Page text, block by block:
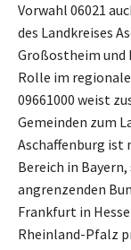
Vorwahl 06021
des Landkreises
Großostheim und
Rolle im
09661000 weist
Gemeinden zum
Aschaffenburg
Bereich in
angrenzenden
Frankfurt in
Rheinland-Pfalz